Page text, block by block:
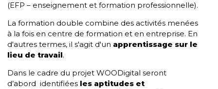
(EFP – enseignement et formation professionnelle).
La formation double combine des activités menées
à la fois en centre de formation et en entreprise. En
d'autres termes, il s'agit d'un apprentissage sur le
lieu de travail.
Dans le cadre du projet WOODigital seront
d’abord identifiées les aptitudes et